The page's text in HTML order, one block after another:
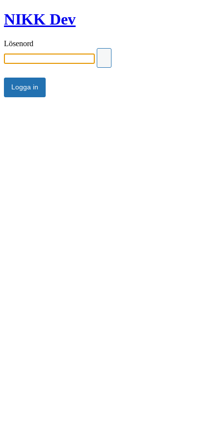
NIKK Dev
Lösenord